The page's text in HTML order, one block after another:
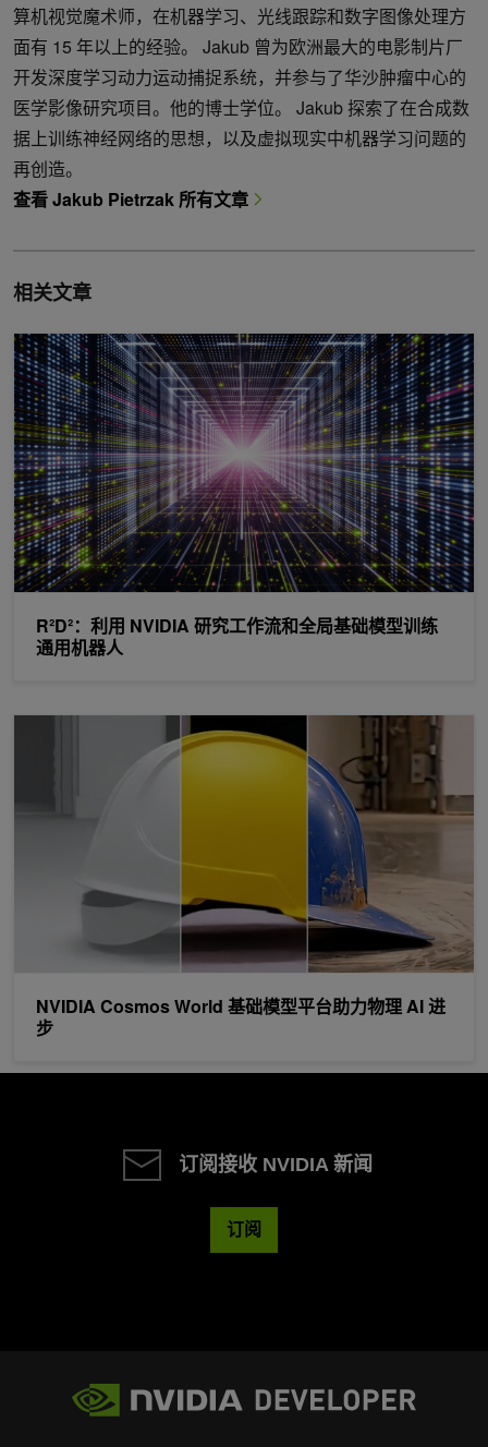
算机视觉魔术师，在机器学习、光线跟踪和数字图像处理方
面有 15 年以上的经验。 Jakub 曾为欧洲最大的电影制片厂
开发深度学习动力运动捕捉系统，并参与了华沙肿瘤中心的
医学影像研究项目。他的博士学位。 Jakub 探索了在合成数
据上训练神经网络的思想，以及虚拟现实中机器学习问题的
再创造。
查看 Jakub Pietrzak 所有文章
相关文章
R²D²：利用 NVIDIA 研究工作流和全局基础模型训练
通用机器人
R²D²：利用 NVIDIA 研究工作流和全局基础模型训练通用机器人
NVIDIA Cosmos World 基础模型平台助力物理 AI 进
步
NVIDIA Cosmos World 基础模型平台助力物理 AI 进步
订阅接收 NVIDIA 新闻
订阅